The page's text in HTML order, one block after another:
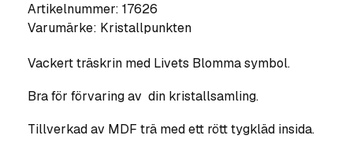
Artikelnummer: 17626
Varumärke: Kristallpunkten
Vackert träskrin med Livets Blomma symbol.
Bra för förvaring av din kristallsamling.
Tillverkad av MDF trä med ett rött tygkläd insida.